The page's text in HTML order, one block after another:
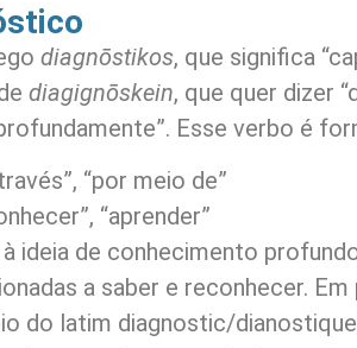
diagnōstikos, que significa
diagignōskein, que quer dizer
Esse verbo é
“por meio de”
“aprender”
ideia de conhecimento
a saber e reconhecer.
do latim diagnostic/